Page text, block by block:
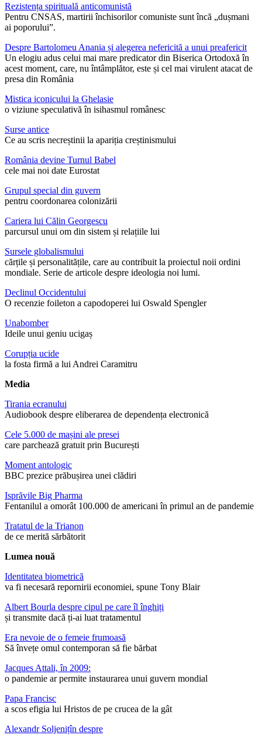
Rezistența spirituală anticomunistă
Pentru CNSAS, martirii închisorilor comuniste sunt încă „dușmani
ai poporului”.
Despre Bartolomeu Anania și alegerea nefericită a unui preafericit
Un elogiu adus celui mai mare predicator din Biserica Ortodoxă în
acest moment, care, nu întâmplător, este și cel mai virulent atacat de
presa din România
Mistica iconicului la Ghelasie
o viziune speculativă în isihasmul românesc
Surse antice
Ce au scris necreștinii la apariția creștinismului
România devine Turnul Babel
cele mai noi date Eurostat
Grupul special din guvern
pentru coordonarea colonizării
Cariera lui Călin Georgescu
parcursul unui om din sistem și relațiile lui
Sursele globalismului
cărțile și personalitățile, care au contribuit la proiectul noii ordini
mondiale. Serie de articole despre ideologia noi lumi.
Declinul Occidentului
O recenzie foileton a capodoperei lui Oswald Spengler
Unabomber
Ideile unui geniu ucigaș
Corupția ucide
la fosta firmă a lui Andrei Caramitru
Media
Tirania ecranului
Audiobook despre eliberarea de dependența electronică
Cele 5.000 de mașini ale presei
care parchează gratuit prin București
Moment antologic
BBC prezice prăbușirea unei clădiri
Isprăvile Big Pharma
Fentanilul a omorât 100.000 de americani în primul an de pandemie
Tratatul de la Trianon
de ce merită sărbătorit
Lumea nouă
Identitatea biometrică
va fi necesară repornirii economiei, spune Tony Blair
Albert Bourla despre cipul pe care îl înghiți
și transmite dacă ți-ai luat tratamentul
Era nevoie de o femeie frumoasă
Să învețe omul contemporan să fie bărbat
Jacques Attali, în 2009:
o pandemie ar permite instaurarea unui guvern mondial
Papa Francisc
a scos efigia lui Hristos de pe crucea de la gât
Alexandr Soljenițîn despre